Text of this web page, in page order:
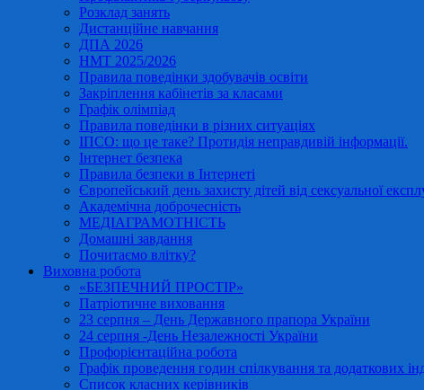
Розклад занять
Дистанційне навчання
ДПА 2026
НМТ 2025/2026
Правила поведінки здобувачів освіти
Закріплення кабінетів за класами
Графік олімпіад
Правила поведінки в різних ситуаціях
ІПСО: що це таке? Протидія неправдивій інформації.
Інтернет безпека
Правила безпеки в Інтернеті
Європейський день захисту дітей від сексуальної
Академічна доброчесність
МЕДІАГРАМОТНІСТЬ
Домашні завдання
Почитаємо влітку?
Виховна робота
«БЕЗПЕЧНИЙ ПРОСТІР»
Патріотичне виховання
23 серпня – День Державного прапора України
24 серпня -День Незалежності України
Профорієнтаційна робота
Графік проведення годин спілкування та додаткових
Список класних керівників